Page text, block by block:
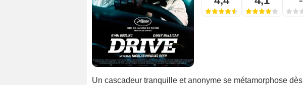
Un cascadeur tranquille et anonyme se métamorphose